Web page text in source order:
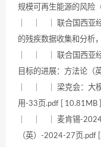
规模可再生能源的风险
｜ ｜ ｜ 联合国西亚
的残疾数据收集和分析
｜ ｜ ｜ 联合国西亚
目标的进展：方法论（
｜ ｜ ｜ 梁克会：大
用-33页.pdf [ 10.81MB ]
｜ ｜ ｜ 麦肯锡-2024
（英）-2024-27页.pdf [